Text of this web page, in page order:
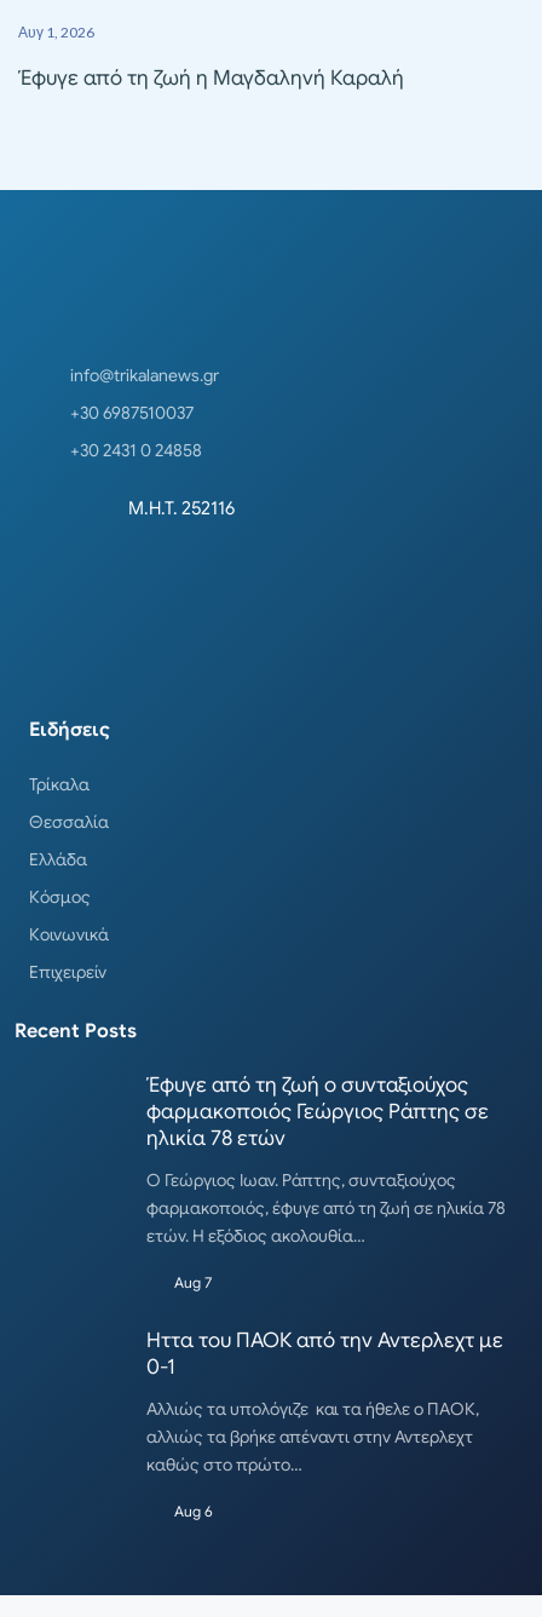
Αυγ 1, 2026
Έφυγε από τη ζωή η Μαγδαληνή Καραλή
info@trikalanews.gr
+30 6987510037
+30 2431 0 24858
Μ.Η.Τ. 252116
Ειδήσεις
Τρίκαλα
Θεσσαλία
Ελλάδα
Κόσμος
Κοινωνικά
Επιχειρείν
Recent Posts
Έφυγε από τη ζωή ο συνταξιούχος
φαρμακοποιός Γεώργιος Ράπτης σε
ηλικία 78 ετών
Ο Γεώργιος Ιωαν. Ράπτης, συνταξιούχος
φαρμακοποιός, έφυγε από τη ζωή σε ηλικία 78
ετών. Η εξόδιος ακολουθία…
Aug 7
Ηττα του ΠΑΟΚ από την Αντερλεχτ με
0-1
Αλλιώς τα υπολόγιζε και τα ήθελε ο ΠΑΟΚ,
αλλιώς τα βρήκε απέναντι στην Αντερλεχτ
καθώς στο πρώτο…
Aug 6